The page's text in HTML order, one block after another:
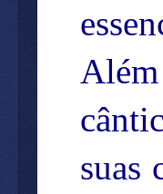
Além
suas